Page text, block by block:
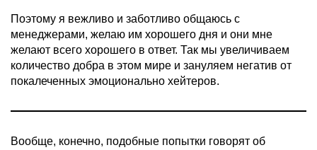
Поэтому я вежливо и заботливо общаюсь с
менеджерами, желаю им хорошего дня и они мне
желают всего хорошего в ответ. Так мы увеличиваем
количество добра в этом мире и зануляем негатив от
покалеченных эмоционально хейтеров.
Вообще, конечно, подобные попытки говорят об